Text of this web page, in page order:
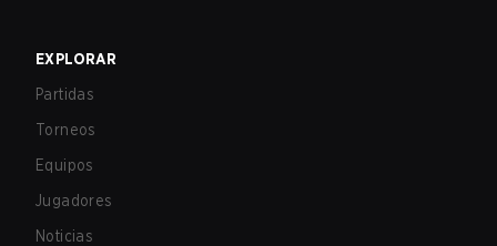
EXPLORAR
Partidas
Torneos
Equipos
Jugadores
Noticias